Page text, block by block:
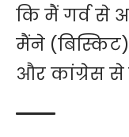
कि मैं गर्व से
मैंने
और कांग्रेस से